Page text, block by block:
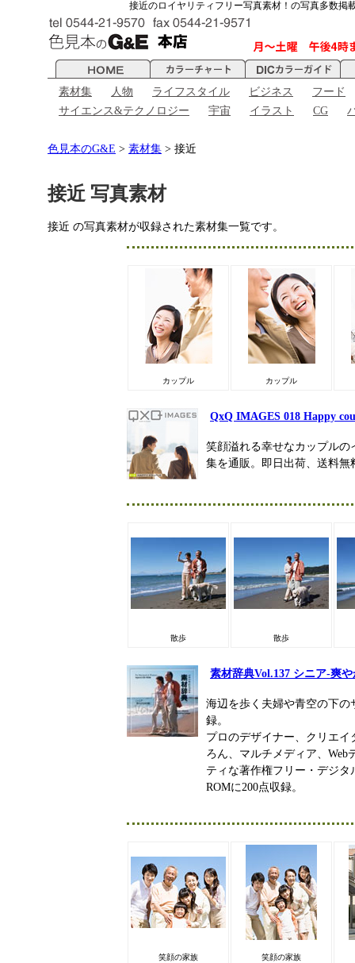
接近のロイヤリティフリー写真素材！の写真多数掲
素材集 人物 ライフスタイル ビジネス
フード
サイエンス&テクノロジー
宇宙 イラスト CG
色見本のG&E > 素材集 > 接近
接近 写真素材
接近 の写真素材が収録された素材集一覧です。
カップル カップル
QxQ IMAGES 018 Happy
笑顔溢れる幸せなカップルの
集を通販。即日出荷、送料無
散歩 散歩
素材辞典Vol.137 シニア-爽
海辺を歩く夫婦や青空の下
録。
プロのデザイナー、クリエ
ろん、マルチメディア、
ティな著作権フリー・デジ
ROMに200点収録。
笑顔の家族 笑顔の家族